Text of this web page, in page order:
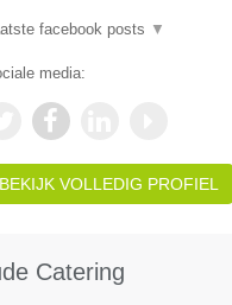
facebook posts ▼
media:
BEKIJK VOLLEDIG PROFIEL
Catering